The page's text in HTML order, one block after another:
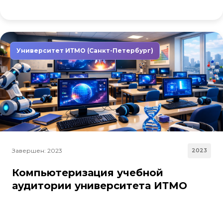
Университет ИТМО (Санкт-Петербург)
Завершен: 2023 2023
Компьютеризация учебной
аудитории университета ИТМО